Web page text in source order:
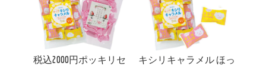
税込2000円ポッキリセ
キシリキャラメル ほっ